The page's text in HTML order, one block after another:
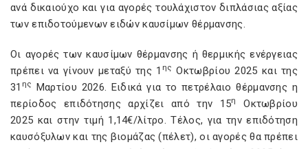
ανά δικαιούχο και για αγορές τουλάχιστον διπλάσιας αξίας
των επιδοτούμενων ειδών καυσίμων θέρμανσης.
Οι αγορές των καυσίμων θέρμανσης ή θερμικής ενέργειας
πρέπει να γίνουν μεταξύ της 1 ης Οκτωβρίου 2025 και της
31 ης
Μαρτίου 2026. Ειδικά για το πετρέλαιο θέρμανσης η
περίοδος επιδότησης αρχίζει από την 15η
Οκτωβρίου
2025 και στην τιμή 1,14€/λίτρο. Τέλος, για την επιδότηση
καυσόξυλων και της βιομάζας (πέλετ), οι αγορές θα πρέπει